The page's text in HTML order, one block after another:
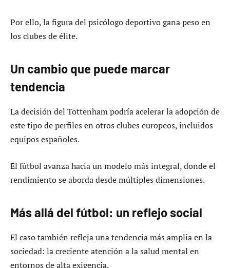
Por ello, la figura del psicólogo deportivo gana peso en
los clubes de élite.
Un cambio que puede marcar
tendencia
La decisión del Tottenham podría acelerar la adopción de
este tipo de perfiles en otros clubes europeos, incluidos
equipos españoles.
El fútbol avanza hacia un modelo más integral, donde el
rendimiento se aborda desde múltiples dimensiones.
Más allá del fútbol: un reflejo social
El caso también refleja una tendencia más amplia en la
sociedad: la creciente atención a la salud mental en
entornos de alta exigencia.